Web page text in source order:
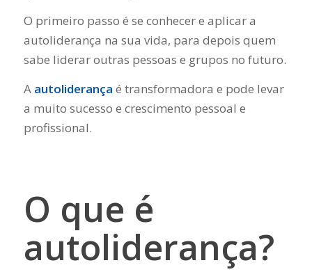
O primeiro passo é se conhecer e aplicar a
autoliderança na sua vida, para depois quem
sabe liderar outras pessoas e grupos no futuro.
A autoliderança é transformadora e pode levar
a muito sucesso e crescimento pessoal e
profissional.
O que é
autoliderança?